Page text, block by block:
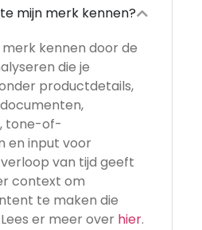
mijn merk kennen?
kennen door de
die je
productdetails,
tone-of-
en input voor
van tijd geeft
context om
te maken die
er meer over hier.